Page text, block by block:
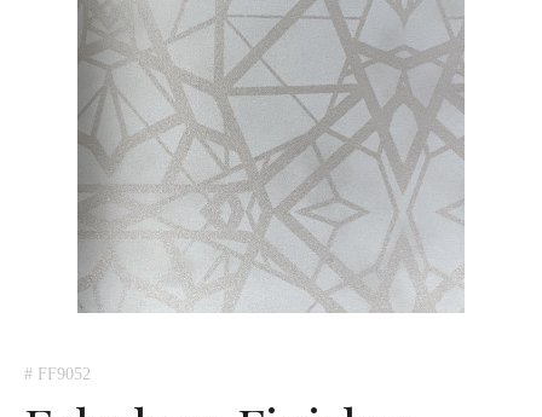
# FF9052